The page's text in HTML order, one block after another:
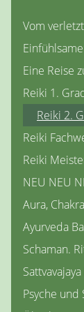
Vom
Eine Reise
Reiki 1.
Reiki 2.
Reiki
Reiki
NEU NEU
Aura,
Ayurveda
Schaman.
Psyche und